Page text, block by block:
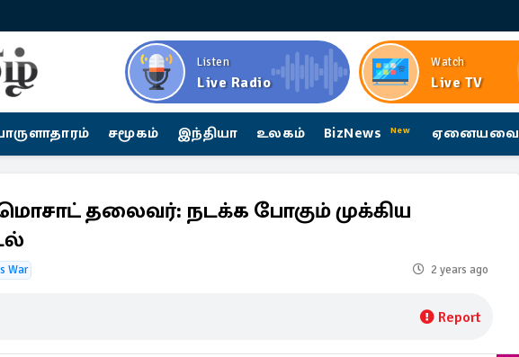
Listen
Live Radio
Watch
Live TV
சமூகம் இந்தியா உலகம் BizNews New ஏனையவை
தலைவர்: நடக்க போகும் முக்கிய
War 2 years ago
Report